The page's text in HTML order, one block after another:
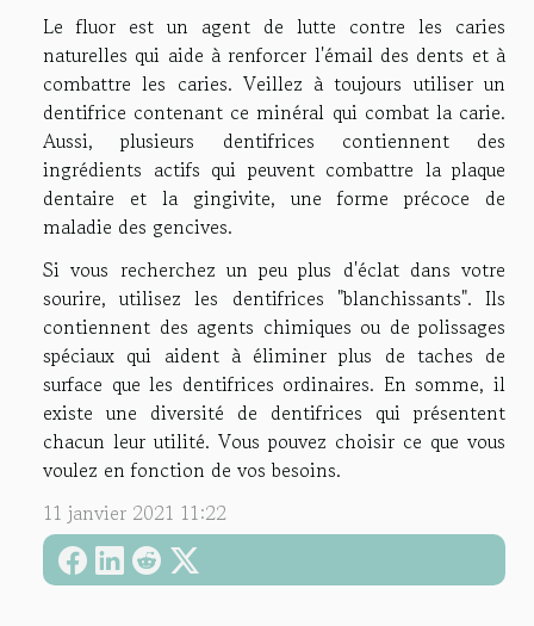
Le fluor est un agent de lutte contre les caries
naturelles qui aide à renforcer l'émail des dents et à
combattre les caries. Veillez à toujours utiliser un
dentifrice contenant ce minéral qui combat la carie.
Aussi, plusieurs dentifrices contiennent des
ingrédients actifs qui peuvent combattre la plaque
dentaire et la gingivite, une forme précoce de
maladie des gencives.
Si vous recherchez un peu plus d'éclat dans votre
sourire, utilisez les dentifrices "blanchissants". Ils
contiennent des agents chimiques ou de polissages
spéciaux qui aident à éliminer plus de taches de
surface que les dentifrices ordinaires. En somme, il
existe une diversité de dentifrices qui présentent
chacun leur utilité. Vous pouvez choisir ce que vous
voulez en fonction de vos besoins.
11 janvier 2021 11:22